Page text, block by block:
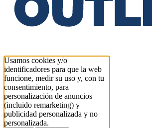
Usamos cookies y/o
identificadores para que la web
funcione, medir su uso y, con tu
consentimiento, para
personalización de anuncios
(incluido remarketing) y
publicidad personalizada y no
personalizada.